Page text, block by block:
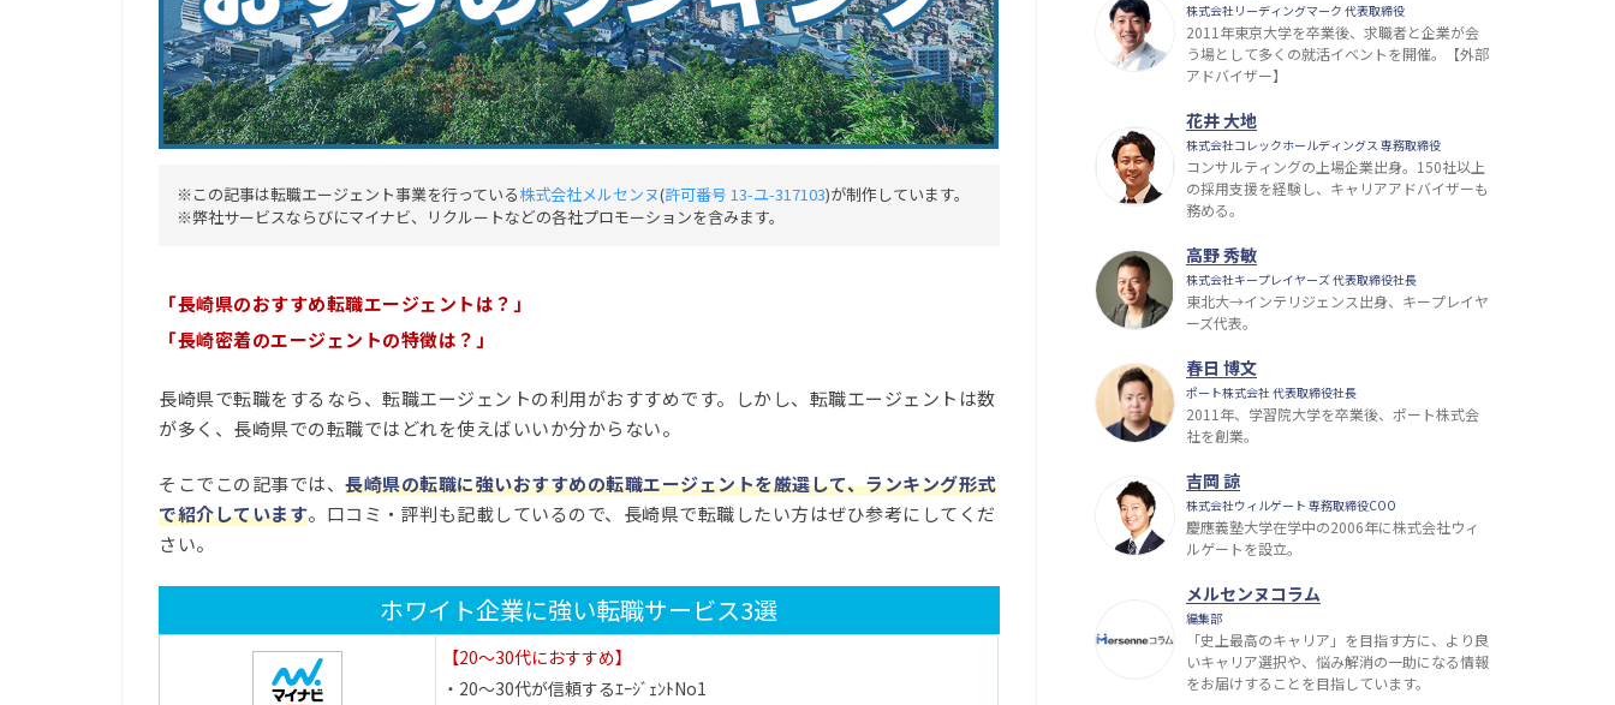
※この記事は転職エージェント事業を行っている株式会社メルセンヌ(許可番号 13-ユ-317103)が制作しています。
※弊社サービスならびにマイナビ、リクルートなどの各社プロモーションを含みます。
「長崎県のおすすめ転職エージェントは？」
「長崎密着のエージェントの特徴は？」
長崎県で転職をするなら、転職エージェントの利用がおすすめです。しかし、転職エージェントは数
が多く、長崎県での転職ではどれを使えばいいか分からない。
そこでこの記事では、 長崎県の転職に強いおすすめの転職エージェントを厳選して、ランキング形式
で紹介しています。口コミ・評判も記載しているので、長崎県で転職したい方はぜひ参考にしてくだ
さい。
ホワイト企業に強い転職サービス3選
【20～30代におすすめ】
・20～30代が信頼するｴｰｼﾞｪﾝﾄNo1
株式会社リーディングマーク 代表取締役
2011年東京大学を卒業後、求職者と企業が会
う場として多くの就活イベントを開催。【外部
アドバイザー】
花井 大地
株式会社コレックホールディングス 専務取締役
コンサルティングの上場企業出身。150社以上
の採用支援を経験し、キャリアアドバイザーも
務める。
高野 秀敏
株式会社キープレイヤーズ 代表取締役社長
東北大→インテリジェンス出身、キープレイヤ
ーズ代表。
春日 博文
ポート株式会社 代表取締役社長
2011年、学習院大学を卒業後、ポート株式会
社を創業。
吉岡 諒
株式会社ウィルゲート 専務取締役COO
慶應義塾大学在学中の2006年に株式会社ウィ
ルゲートを設立。
メルセンヌコラム
編集部
「史上最高のキャリア」を目指す方に、より良
いキャリア選択や、悩み解消の一助になる情報
をお届けすることを目指しています。